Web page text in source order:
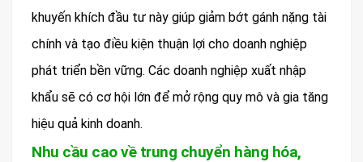
khuyến khích đầu tư này giúp giảm bớt gánh nặng tài
chính và tạo điều kiện thuận lợi cho doanh nghiệp
phát triển bền vững. Các doanh nghiệp xuất nhập
khẩu sẽ có cơ hội lớn để mở rộng quy mô và gia tăng
hiệu quả kinh doanh.
Nhu cầu cao về trung chuyển hàng hóa,